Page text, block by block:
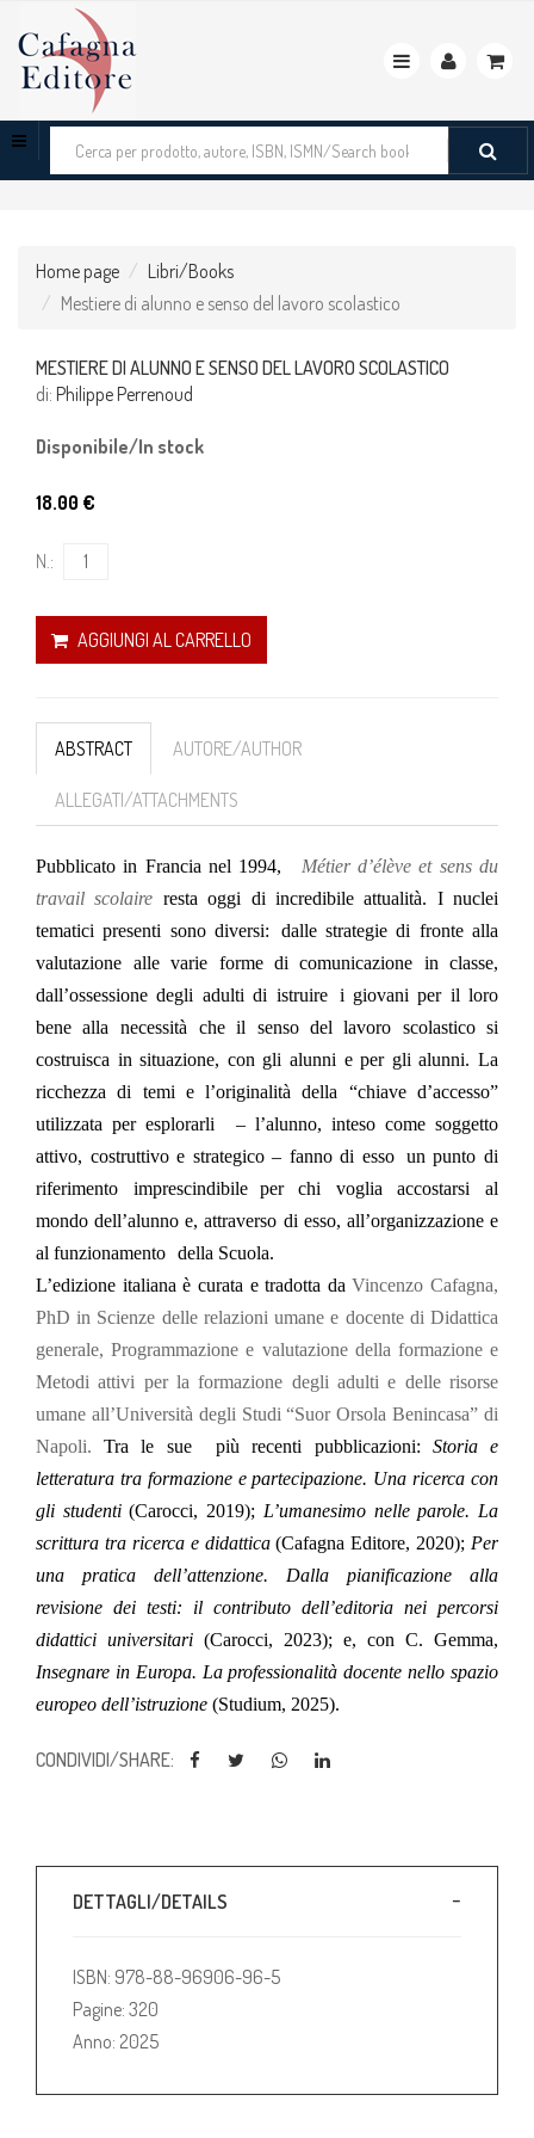
Toggle
Cerca
tra
Home page
Libri/Books
Mestiere di alunno e senso del lavoro scolastico
MESTIERE DI ALUNNO E SENSO DEL LAVORO SCOLASTICO
di: Philippe Perrenoud
Disponibile/In stock
18.00 €
N.:
AGGIUNGI AL CARRELLO
ABSTRACT AUTORE/AUTHOR
ALLEGATI/ATTACHMENTS
Pubblicato in Francia nel 1994,
Métier d’élève et sens du
travail scolaire resta oggi di incredibile attualità. I nuclei
tematici presenti sono diversi: dalle strategie di fronte alla
valutazione alle varie forme di comunicazione in classe,
dall’ossessione degli adulti di istruire i giovani per il loro
bene alla necessità che il senso del lavoro scolastico si
costruisca in situazione, con gli alunni e per gli alunni. La
ricchezza di temi e l’originalità della “chiave d’accesso”
utilizzata per esplorarli – l’alunno, inteso come soggetto
attivo, costruttivo e strategico – fanno di esso un punto di
riferimento imprescindibile per chi voglia accostarsi al
mondo dell’alunno e, attraverso di esso, all’organizzazione e
al funzionamento della Scuola.
L’edizione italiana è curata e tradotta daVincenzo Cafagna,
PhD in Scienze delle relazioni umane e docente di Didattica
generale, Programmazione e valutazione della formazione e
Metodi attivi per la formazione degli adulti e delle risorse
umane all’Università degli Studi “Suor Orsola Benincasa” di
Napoli.Tra le sue più recenti pubblicazioni: Storia e
letteratura tra formazione e partecipazione. Una ricerca con
gli studenti(Carocci, 2019); L’umanesimo nelle parole. La
scrittura tra ricerca e didattica(Cafagna Editore, 2020); Per
una pratica dell’attenzione. Dalla pianificazione alla
revisione dei testi: il contributo dell’editoria nei percorsi
didattici universitari (Carocci, 2023); e, con C. Gemma,
Insegnare in Europa. La professionalità docente nello spazio
europeo dell’istruzione (Studium, 2025).
CONDIVIDI/SHARE:
DETTAGLI/DETAILS
ISBN: 978-88-96906-96-5
Pagine: 320
Anno: 2025